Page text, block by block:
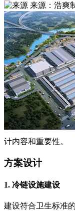
来源：浩爽
计内容和重要性。
方案设计
1. 冷链设施建设
建设符合卫生标准